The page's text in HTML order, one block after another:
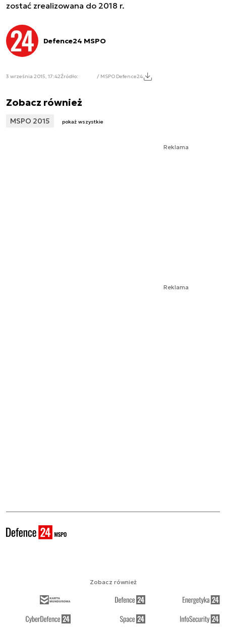
zostać zrealizowana do 2018 r.
Defence24 MSPO
3 września 2015, 17:42Źródło: / MSPO Defence24
Zobacz również
MSPO 2015 pokaż wszystkie
Reklama
Reklama
Zobacz również